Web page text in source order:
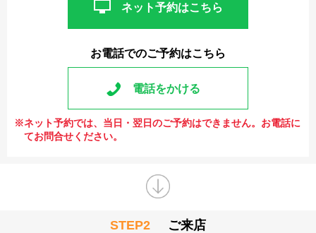
ネット予約はこちら
お電話でのご予約はこちら
電話をかける
※ネット予約では、当日・翌日のご予約はできません。お電話に
てお問合せください。
STEP2 ご来店